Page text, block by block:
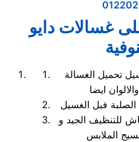
غسالات دايو
تحميل الغسالة
للتنظيف الجيد و